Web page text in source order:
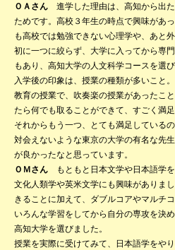
ＯＡさん 進学した理由は、高知から出
ためです。高校３年生の時点で興味があ
も高校では勉強できない心理学や、あと
初に一つに絞らず、大学に入ってから専
もあり、高知大学の人文科学コースを選び
入学後の印象は、授業の種類が多いこと
教育の授業で、吹奏楽の授業があったこ
たら何でも取ることができて、すごく満足
それからもう一つ、とても満足している
対会えないような東京の大学の有名な先
が良かったなと思っています。
ＯＭさん もともと日本文学や日本語学
文化人類学や英米文学にも興味がありま
きることに加えて、ダブルコアやマルチ
いろんな学習をしてから自分の専攻を決
高知大学を選びました。
授業を実際に受けてみて、日本語学をや